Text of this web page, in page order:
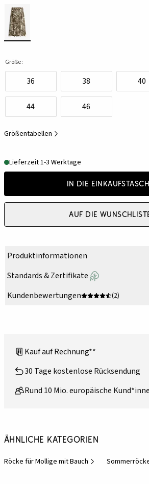
Größe:
36 38 40
44 46
Größentabellen
Lieferzeit 1-3 Werktage
In die
Auf die
Produktinformationen
Standards & Zertifikate
Kundenbewertungen
(2)
Kauf auf Rechnung**
30 Tage kostenlose Rücksendung
Rund 10 Mio. europäische
Ähnliche Kategorien
Röcke für Mollige mit Bauch